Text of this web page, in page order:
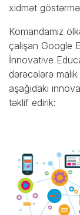
xidmət
Komandamız
çalışan Google
İnnovative
dərəcələrə
aşağıdakı
təklif edirik: